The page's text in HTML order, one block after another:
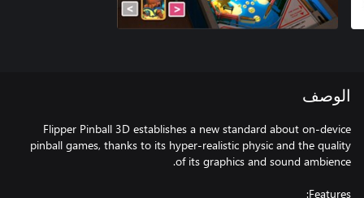
الوصف
Flipper Pinball 3D establishes a new standard about on-device
pinball games, thanks to its hyper-realistic physic and the quality